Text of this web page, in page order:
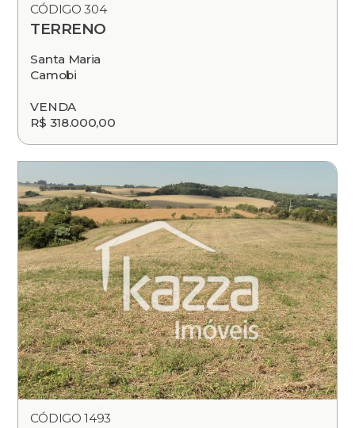
CÓDIGO 304
TERRENO
Santa Maria
Camobi
VENDA
R$ 318.000,00
CÓDIGO 1493